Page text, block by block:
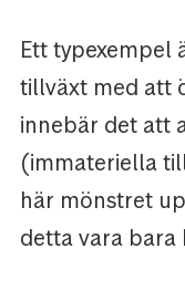
Ett typexempel
tillväxt med att
innebär det att
(immateriella
här mönstret
detta vara